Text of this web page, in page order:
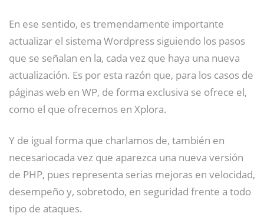
En ese sentido, es tremendamente importante
actualizar el sistema Wordpress siguiendo los pasos
que se señalan en la, cada vez que haya una nueva
actualización. Es por esta razón que, para los casos de
páginas web en WP, de forma exclusiva se ofrece el,
como el que ofrecemos en Xplora.
Y de igual forma que charlamos de, también en
necesariocada vez que aparezca una nueva versión
de PHP, pues representa serias mejoras en velocidad,
desempeño y, sobretodo, en seguridad frente a todo
tipo de ataques.